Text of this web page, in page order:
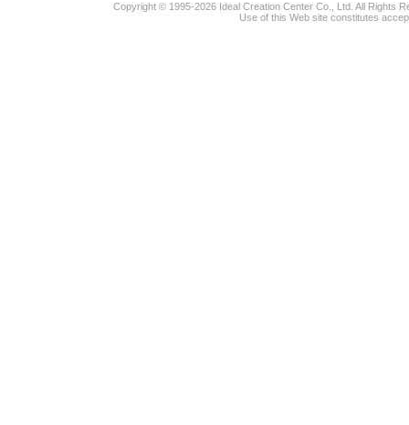
Copyright © 1995-2026 Ideal Creation Center Co., Ltd. All Rights
Use of this Web site constitutes